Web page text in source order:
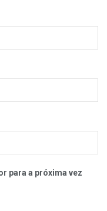
para a próxima vez